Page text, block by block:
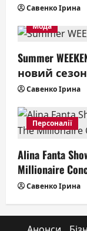
Савенко Ірина
Мода
Summer
новий
Савенко Ірина
Персоналії
Alina Fanta
Millionaire
Савенко Ірина